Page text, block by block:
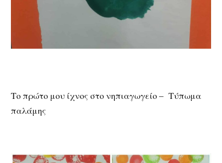
Το πρώτο μου ίχνος στο νηπιαγωγείο – Τύπωμα
παλάμης